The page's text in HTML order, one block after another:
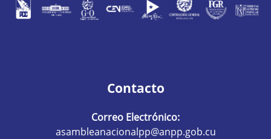
Contacto
Correo Electrónico:
asambleanacionalpp@anpp.gob.cu